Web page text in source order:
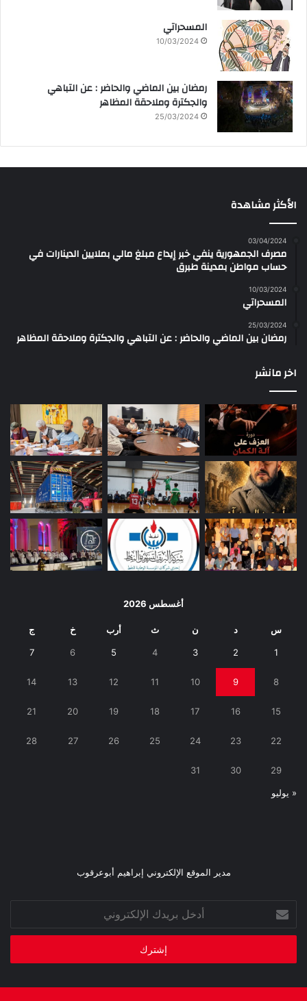
المسحراتي
10/03/2024
رمضان بين الماضي والحاضر : عن التباهي
والجكترة وملاحقة المظاهر
25/03/2024
الأكثر مشاهدة
03/04/2024
مصرف الجمهورية ينفي خبر إيداع مبلغ مالي بملايين الدينارات في
حساب مواطن بمدينة طبرق
10/03/2024
المسحراتي
25/03/2024
رمضان بين الماضي والحاضر : عن التباهي والجكترة وملاحقة المظاهر
اخر مانشر
أغسطس 2026
س د ن ث أرب خ ج
1
2
3
4
5
6
7
8
9
10
11
12
13
14
15
16
17
18
19
20
21
22
23
24
25
26
27
28
29
30
31
« يوليو
مدير الموقع الإلكتروني إبراهيم أبوعرقوب
بريدك
الإلكتروني